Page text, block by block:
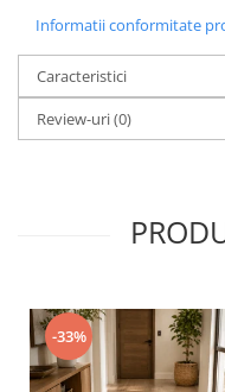
Informatii conformitate
Caracteristici
Review-uri(0)
-33%